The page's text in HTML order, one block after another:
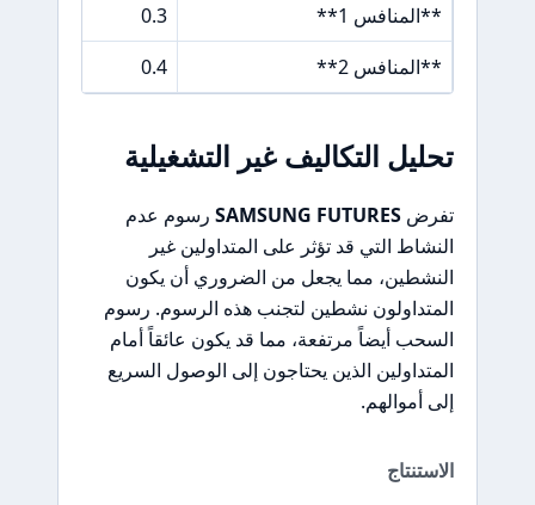
**المنافس 1**
0.3
**المنافس 2**
0.4
تحليل التكاليف غير التشغيلية
تفرضSAMSUNG FUTURES رسوم عدم
النشاط التي قد تؤثر على المتداولين غير
النشطين، مما يجعل من الضروري أن يكون
المتداولون نشطين لتجنب هذه الرسوم. رسوم
السحب أيضاً مرتفعة، مما قد يكون عائقاً أمام
المتداولين الذين يحتاجون إلى الوصول السريع
إلى أموالهم.
الاستنتاج